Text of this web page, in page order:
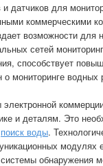
датчиков для
коммерческими
возможности для
сетей
способствует
мониторинге
и деталям. Это
поиск воды.
обнаружения